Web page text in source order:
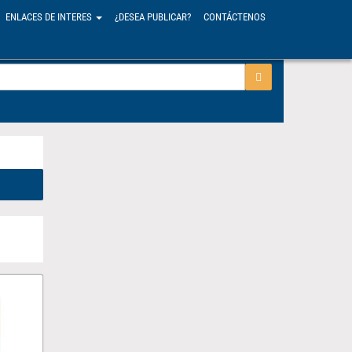
ENLACES DE INTERES ¿DESEA PUBLICAR? CONTÁCTENOS